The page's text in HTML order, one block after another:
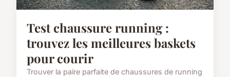
Test chaussure running :
trouvez les meilleures baskets
pour courir
Trouver la paire parfaite de chaussures de running